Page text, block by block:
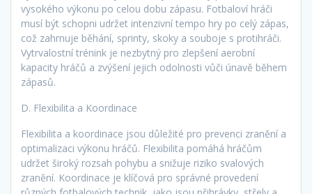
vysokého výkonu po celou dobu zápasu. Fotbaloví hráči
musí být schopni udržet intenzivní tempo hry po celý zápas,
což zahrnuje běhání, sprinty, skoky a souboje s protihráči.
Vytrvalostní trénink je nezbytný pro zlepšení aerobní
kapacity hráčů a zvýšení jejich odolnosti vůči únavě během
zápasů.
D. Flexibilita a Koordinace
Flexibilita a koordinace jsou důležité pro prevenci zranění a
optimalizaci výkonu hráčů. Flexibilita pomáhá hráčům
udržet široký rozsah pohybu a snižuje riziko svalových
zranění. Koordinace je klíčová pro správné provedení